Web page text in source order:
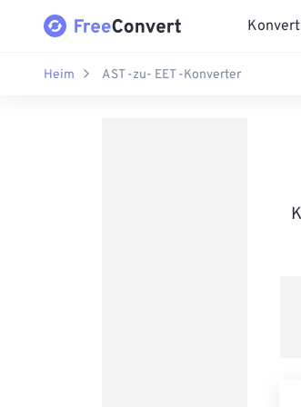
Heim AST -zu- EET -Konverter